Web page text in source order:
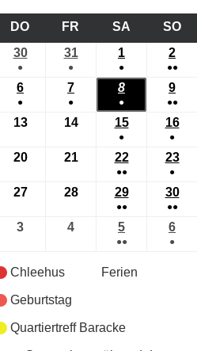
DO FR SA
SO
30
●
31
●
1
●
2
●●
6
●
7
●
8
●
9
●●
13 14 15
●
16
●
20 21 22
●●
23
●
27 28 29
●●
30
●●
3 4 5
●●
6
●
Chleehus Ferien
Geburtstag
Quartiertreff Baracke